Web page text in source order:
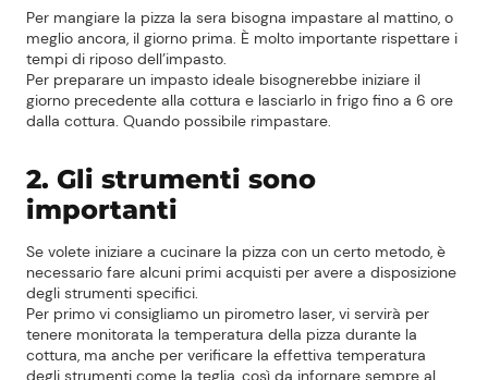
Per mangiare la pizza la sera bisogna impastare al mattino, o
meglio ancora, il giorno prima. È molto importante rispettare i
tempi di riposo dell’impasto.
Per preparare un impasto ideale bisognerebbe iniziare il
giorno precedente alla cottura e lasciarlo in frigo fino a 6 ore
dalla cottura. Quando possibile rimpastare.
2. Gli strumenti sono
importanti
Se volete iniziare a cucinare la pizza con un certo metodo, è
necessario fare alcuni primi acquisti per avere a disposizione
degli strumenti specifici.
Per primo vi consigliamo un pirometro laser, vi servirà per
tenere monitorata la temperatura della pizza durante la
cottura, ma anche per verificare la effettiva temperatura
degli strumenti come la teglia, così da infornare sempre al